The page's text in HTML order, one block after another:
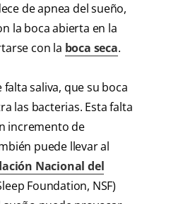
de apnea del sueño,
la boca abierta en la
con la boca seca.
saliva, que su boca
las bacterias. Esta falta
incremento de
puede llevar al
Nacional del
Foundation, NSF)